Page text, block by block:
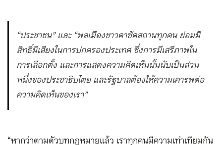
“ประชาชน” และ “พลเมืองชาวคาซัคสถานทุกคน ย่อมมี
สิทธิ์มีเสียงในการปกครองประเทศ ซึ่งการมีเสรีภาพใน
การเลือกตั้ง และการแสดงความคิดเห็นนั้นนับเป็นส่วน
หนึ่งของประชาธิบไตย และรัฐบาลต้องให้ความเคารพต่อ
ความคิดเห็นของเรา”
“หากว่าตามตัวบทกฎหมายแล้ว เราทุกคนมีความเท่าเทียมกัน